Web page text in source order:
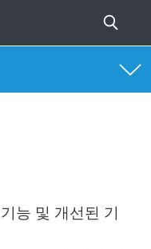
능 및 개선된 기